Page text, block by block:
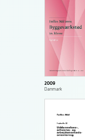
2009
Danmark